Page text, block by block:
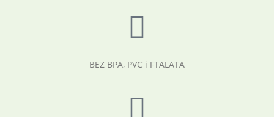
BEZ BPA, PVC i FTALATA